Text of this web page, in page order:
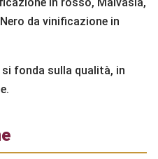
da vinificazione in
fonda sulla qualità, in